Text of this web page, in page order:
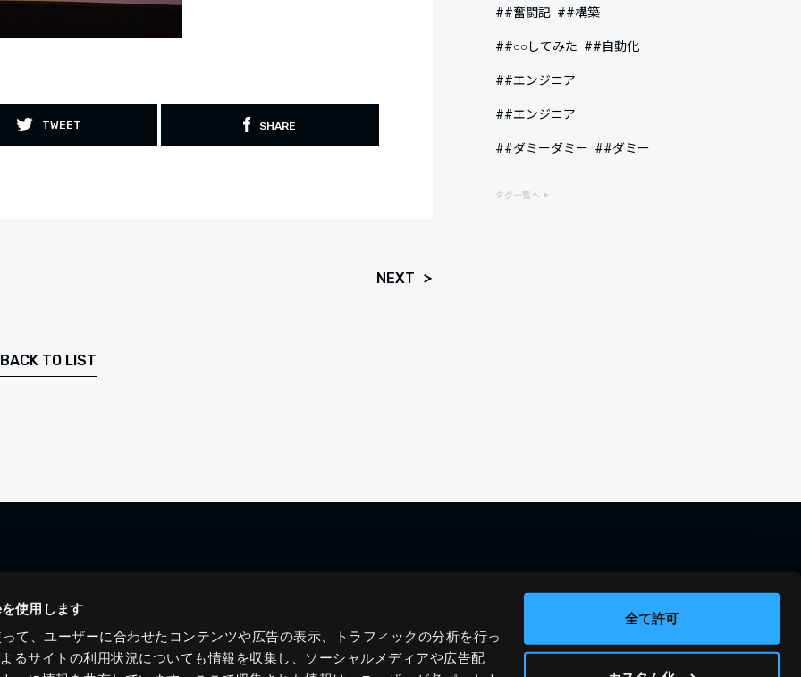
使用します
て、ユーザーに合わせたコンテンツや広告の表示、トラフィックの分析を行っ
るサイトの利用状況についても情報を収集し、ソーシャルメディアや広告配
全て許可
TWEET SHARE
NEXT
BACK TO LIST
#奮闘記 #構築
#○○してみた #自動化
#エンジニア
#エンジニア
#ダミーダミー #ダミー
タグ一覧へ
ブログ
ニュース
問い合わせ
運営会社
プライバシーポリシー